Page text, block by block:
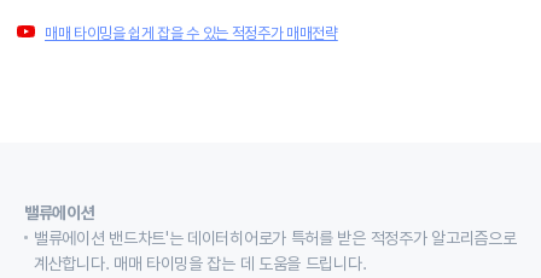
매매 타이밍을 쉽게 잡을 수 있는 적정주가 매매전략
밸류에이션
밸류에이션 밴드차트'는 데이터히어로가 특허를 받은 적정주가 알고리즘으로
계산합니다. 매매 타이밍을 잡는 데 도움을 드립니다.